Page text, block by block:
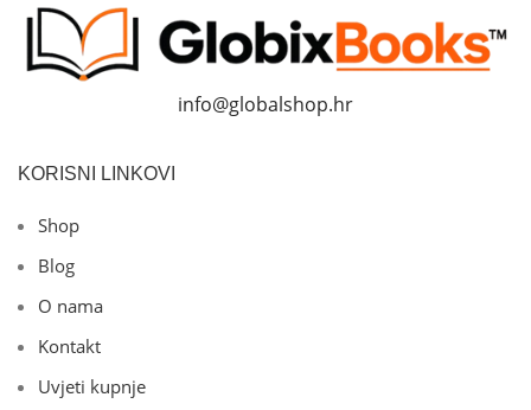
info@globalshop.hr
KORISNI LINKOVI
Shop
Blog
O nama
Kontakt
Uvjeti kupnje